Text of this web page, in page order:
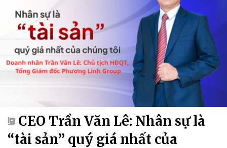
CEO Trần Văn Lê: Nhân sự là
“tài sản” quý giá nhất của